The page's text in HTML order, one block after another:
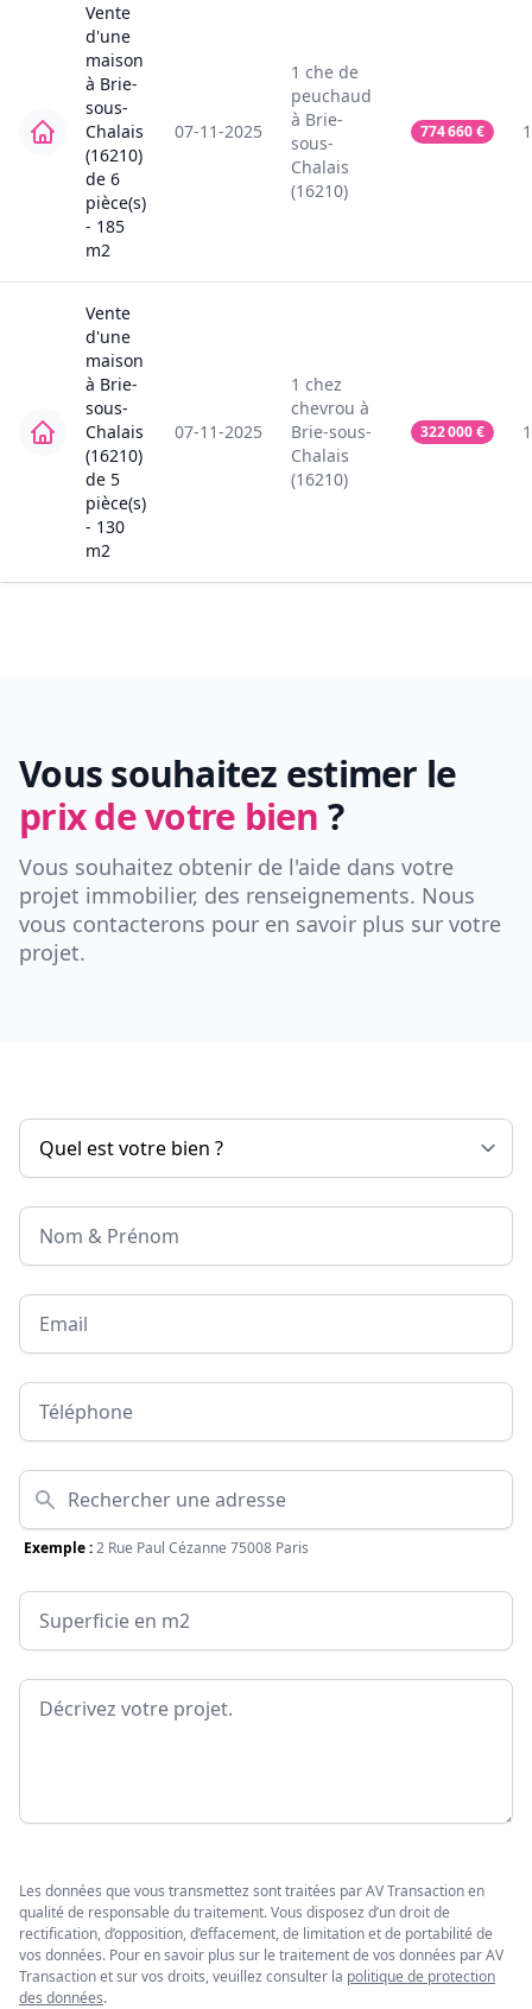
Vente
d'une
maison
à Brie-
sous-
Chalais
(16210)
de 6
pièce(s)
- 185
m2
07-11-2025
1 che de
peuchaud
à Brie-
sous-
Chalais
(16210)
774 660€
Vente
d'une
maison
à Brie-
sous-
Chalais
(16210)
de 5
pièce(s)
- 130
m2
07-11-2025
1 chez
chevrou à
Brie-sous-
Chalais
(16210)
322 000€
Vous souhaitez estimer le
prix de votre bien ?
Vous souhaitez obtenir de l'aide dans votre
projet immobilier, des renseignements. Nous
vous contacterons pour en savoir plus sur votre
projet.
Nom & Prénom
Email
Téléphone
Adresse
Exemple :2 Rue Paul Cézanne 75008 Paris
Surface
Message
Les données que vous transmettez sont traitées par AV Transaction en
qualité de responsable du traitement. Vous disposez d’un droit de
rectification, d’opposition, d’effacement, de limitation et de portabilité de
vos données. Pour en savoir plus sur le traitement de vos données par AV
Transaction et sur vos droits, veuillez consulter la politique de protection
des données.